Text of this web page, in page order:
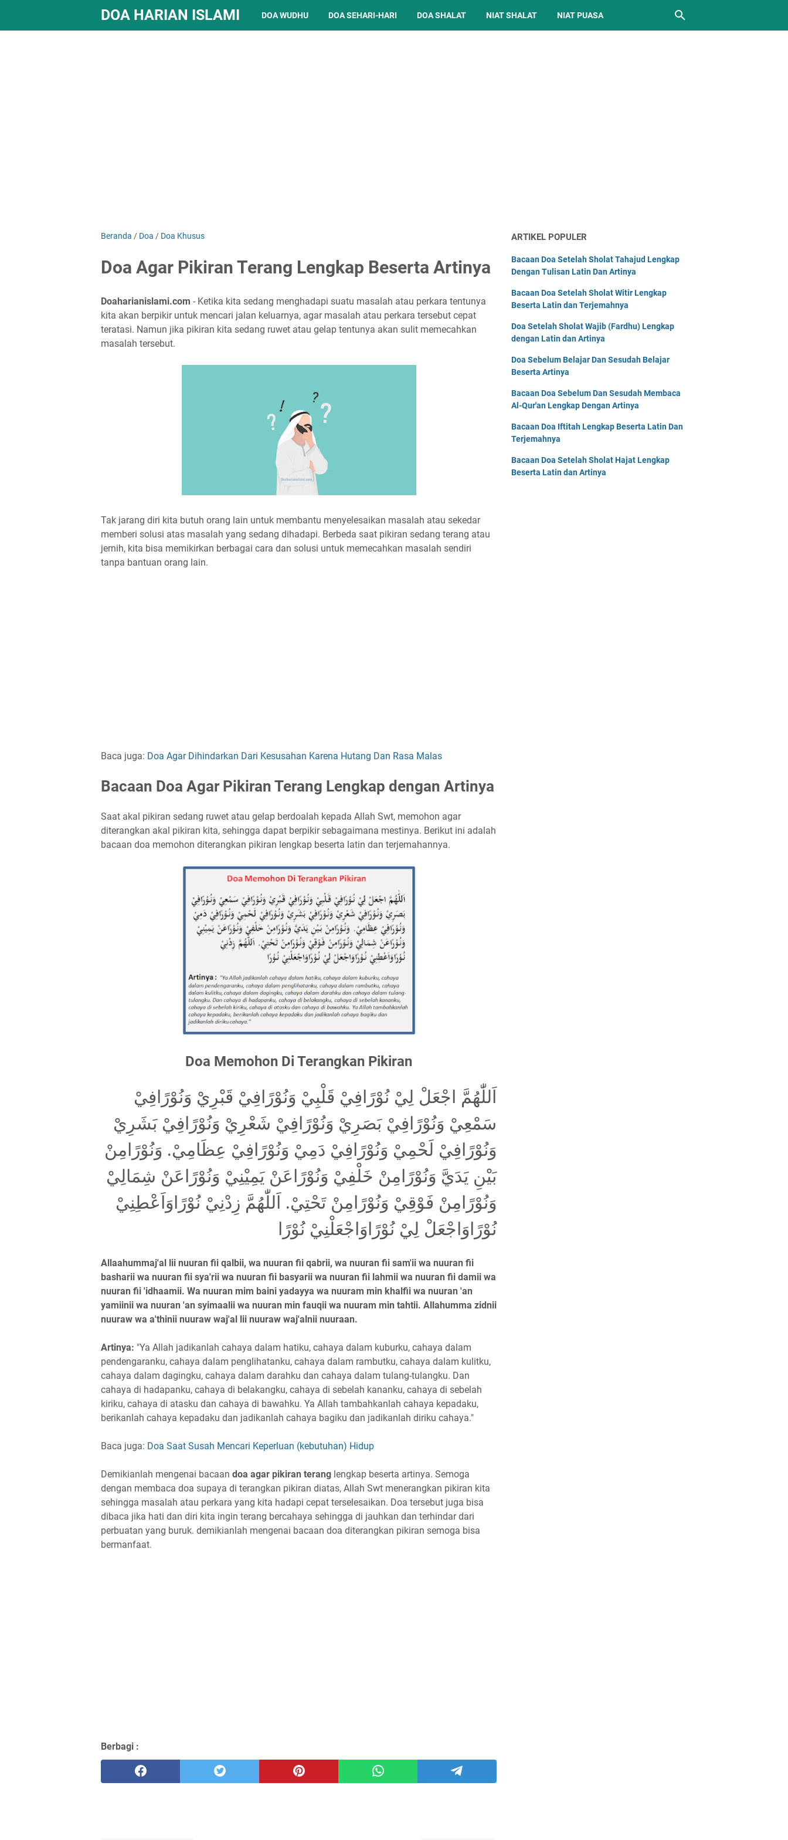
DOA HARIAN ISLAMI DOA WUDHU DOA SEHARI-HARI DOA SHALAT NIAT SHALAT NIAT PUASA
Beranda / Doa / Doa Khusus
Doa Agar Pikiran Terang Lengkap Beserta Artinya
Doaharianislami.com - Ketika kita sedang menghadapi suatu masalah atau perkara tentunya
kita akan berpikir untuk mencari jalan keluarnya, agar masalah atau perkara tersebut cepat
teratasi. Namun jika pikiran kita sedang ruwet atau gelap tentunya akan sulit memecahkan
masalah tersebut.
Tak jarang diri kita butuh orang lain untuk membantu menyelesaikan masalah atau sekedar
memberi solusi atas masalah yang sedang dihadapi. Berbeda saat pikiran sedang terang atau
jernih, kita bisa memikirkan berbagai cara dan solusi untuk memecahkan masalah sendiri
tanpa bantuan orang lain.
Baca juga: Doa Agar Dihindarkan Dari Kesusahan Karena Hutang Dan Rasa Malas
Bacaan Doa Agar Pikiran Terang Lengkap dengan Artinya
Saat akal pikiran sedang ruwet atau gelap berdoalah kepada Allah Swt, memohon agar
diterangkan akal pikiran kita, sehingga dapat berpikir sebagaimana mestinya. Berikut ini adalah
bacaan doa memohon diterangkan pikiran lengkap beserta latin dan terjemahannya.
Doa Memohon Di Terangkan Pikiran
اَللّٰهُمَّ اجْعَلْ لِيْ نُوْرًافِيْ قَلْبِيْ وَنُوْرًافِيْ قَبْرِيْ وَنُوْرًافِيْ
سَمْعِيْ وَنُوْرًافِيْ بَصَرِيْ وَنُوْرًافِيْ شَعْرِيْ وَنُوْرًافِيْ بَشَرِيْ
وَنُوْرًافِيْ لَحْمِيْ وَنُوْرًافِيْ دَمِيْ وَنُوْرًافِيْ عِظَامِيْ. وَنُوْرًامِنْ
بَيْنِ يَدَيَّ وَنُوْرًامِنْ خَلْفِيْ وَنُوْرًاعَنْ يَمِيْنِيْ وَنُوْرًاعَنْ شِمَالِيْ
وَنُوْرًامِنْ فَوْقِيْ وَنُوْرًامِنْ تَحْتِيْ. اَللّٰهُمَّ زِدْنِيْ نُوْرًاوَاَعْطِنِيْ
نُوْرًاوَاجْعَلْ لِيْ نُوْرًاوَاجْعَلْنِيْ نُوْرًا
Allaahummaj'al lii nuuran fii qalbii, wa nuuran fii qabrii, wa nuuran fii sam'ii wa nuuran fii
basharii wa nuuran fii sya'rii wa nuuran fii basyarii wa nuuran fii lahmii wa nuuran fii damii wa
nuuran fii 'idhaamii. Wa nuuran mim baini yadayya wa nuuram min khalfii wa nuuran 'an
yamiinii wa nuuran 'an syimaalii wa nuuran min fauqii wa nuuram min tahtii. Allahumma zidnii
nuuraw wa a'thinii nuuraw waj'al lii nuuraw waj'alnii nuuraan.
Artinya: "Ya Allah jadikanlah cahaya dalam hatiku, cahaya dalam kuburku, cahaya dalam
pendengaranku, cahaya dalam penglihatanku, cahaya dalam rambutku, cahaya dalam kulitku,
cahaya dalam dagingku, cahaya dalam darahku dan cahaya dalam tulang-tulangku. Dan
cahaya di hadapanku, cahaya di belakangku, cahaya di sebelah kananku, cahaya di sebelah
kiriku, cahaya di atasku dan cahaya di bawahku. Ya Allah tambahkanlah cahaya kepadaku,
berikanlah cahaya kepadaku dan jadikanlah cahaya bagiku dan jadikanlah diriku cahaya."
Baca juga: Doa Saat Susah Mencari Keperluan (kebutuhan) Hidup
Demikianlah mengenai bacaan doa agar pikiran terang lengkap beserta artinya. Semoga
dengan membaca doa supaya di terangkan pikiran diatas, Allah Swt menerangkan pikiran kita
sehingga masalah atau perkara yang kita hadapi cepat terselesaikan. Doa tersebut juga bisa
dibaca jika hati dan diri kita ingin terang bercahaya sehingga di jauhkan dan terhindar dari
perbuatan yang buruk. demikianlah mengenai bacaan doa diterangkan pikiran semoga bisa
bermanfaat.
Berbagi :
ARTIKEL POPULER
Bacaan Doa Setelah Sholat Tahajud Lengkap
Dengan Tulisan Latin Dan Artinya
Bacaan Doa Setelah Sholat Witir Lengkap
Beserta Latin dan Terjemahnya
Doa Setelah Sholat Wajib (Fardhu) Lengkap
dengan Latin dan Artinya
Doa Sebelum Belajar Dan Sesudah Belajar
Beserta Artinya
Bacaan Doa Sebelum Dan Sesudah Membaca
Al-Qur'an Lengkap Dengan Artinya
Bacaan Doa Iftitah Lengkap Beserta Latin Dan
Terjemahnya
Bacaan Doa Setelah Sholat Hajat Lengkap
Beserta Latin dan Artinya